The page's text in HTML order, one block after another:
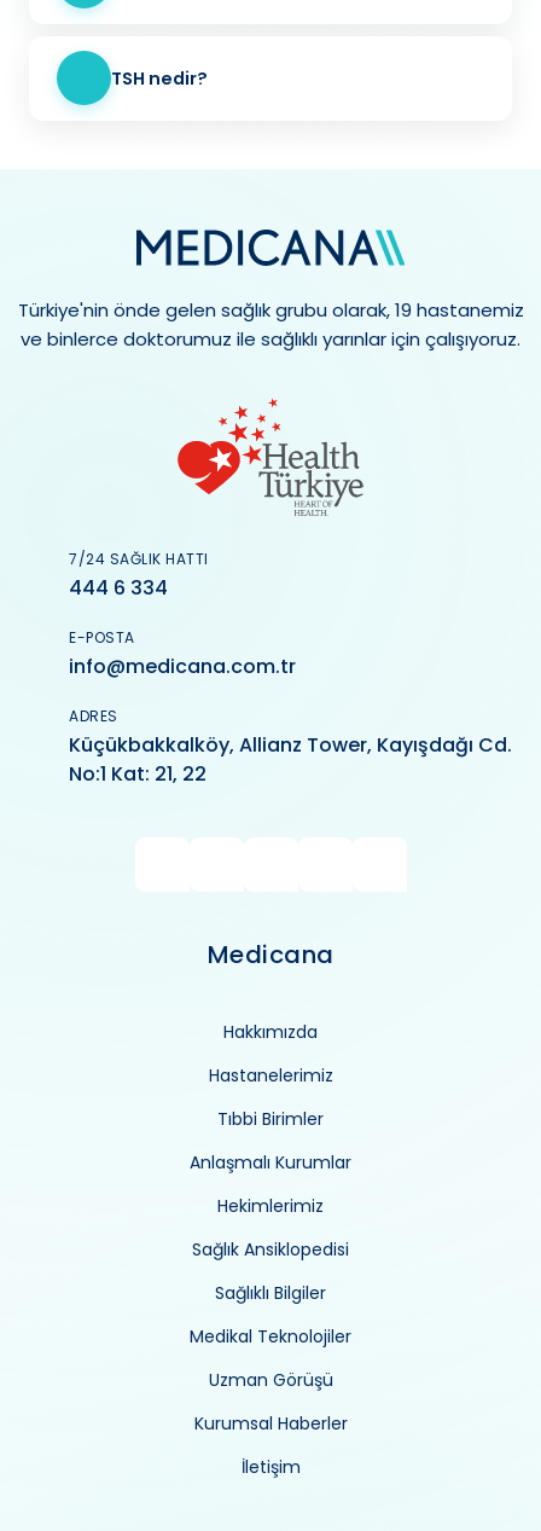
TSH nedir?
Türkiye'nin önde gelen sağlık grubu olarak, 19 hastanemiz
ve binlerce doktorumuz ile sağlıklı yarınlar için çalışıyoruz.
7/24 SAĞLIK HATTI
444 6 334
E-POSTA
info@medicana.com.tr
ADRES
Küçükbakkalköy, Allianz Tower, Kayışdağı Cd.
No:1 Kat: 21, 22
Medicana
Hakkımızda
Hastanelerimiz
Tıbbi Birimler
Anlaşmalı Kurumlar
Hekimlerimiz
Sağlık Ansiklopedisi
Sağlıklı Bilgiler
Medikal Teknolojiler
Uzman Görüşü
Kurumsal Haberler
İletişim